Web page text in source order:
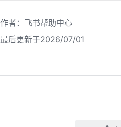
作者 ： 飞书帮助中心
最后更新于2026/07/01